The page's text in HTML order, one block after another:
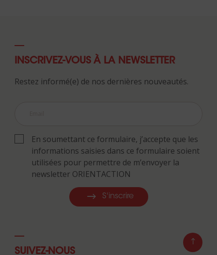
INSCRIVEZ-VOUS À LA NEWSLETTER
Restez informé(e) de nos dernières nouveautés.
En soumettant ce formulaire, j’accepte que les
informations saisies dans ce formulaire soient
utilisées pour permettre de m’envoyer la
newsletter ORIENTACTION
S'inscrire
SUIVEZ-NOUS